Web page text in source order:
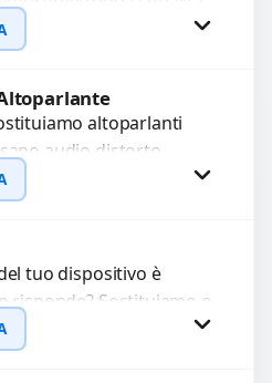
WhatsApp
o delle
accurata e ricambi
Preventivo
WhatsApp
altoparlanti
audio distorto,
Utilizziamo ricambi di
per 3...
Preventivo
WhatsApp
tuo dispositivo è
risponde? Sostituiamo o
con componenti di